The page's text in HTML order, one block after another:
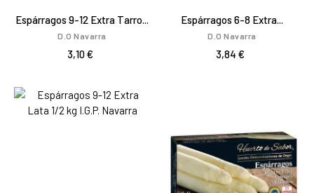
Espárragos 9-12 Extra Tarro...
D.O Navarra
3,10 €
Espárragos 6-8 Extra...
D.O Navarra
3,84 €